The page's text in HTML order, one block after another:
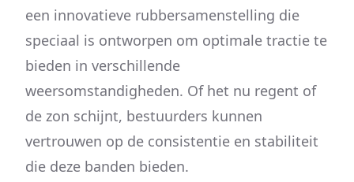
een innovatieve rubbersamenstelling die
speciaal is ontworpen om optimale tractie te
bieden in verschillende
weersomstandigheden. Of het nu regent of
de zon schijnt, bestuurders kunnen
vertrouwen op de consistentie en stabiliteit
die deze banden bieden.